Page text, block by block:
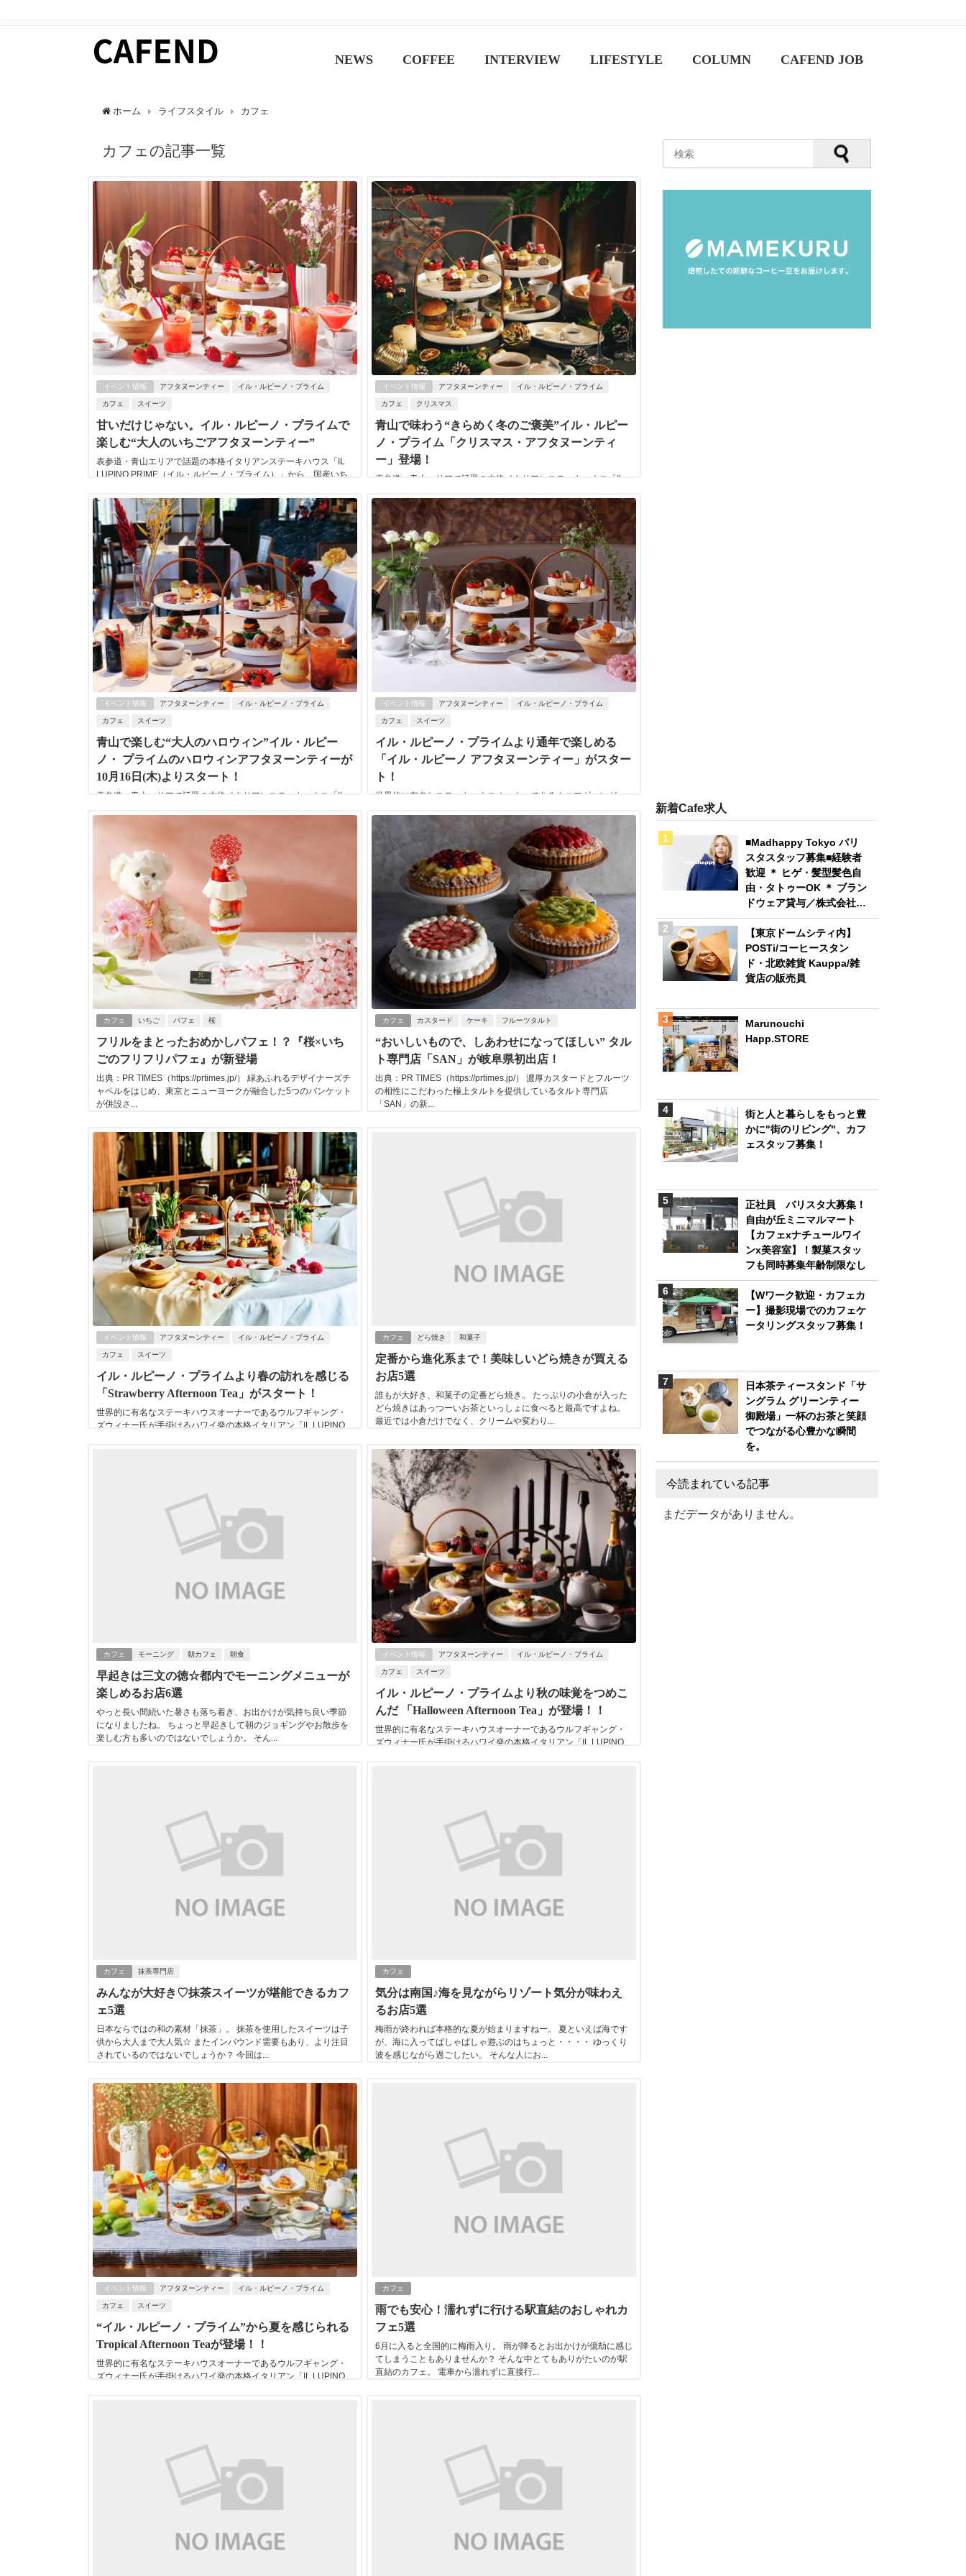
NEWS COFFEE INTERVIEW LIFESTYLE COLUMN CAFEND JOB
ホーム ライフスタイル カフェ
カフェの記事一覧
イベント情報 アフタヌーンティー イル・ルピーノ・プライム
カフェ スイーツ
甘いだけじゃない。イル・ルピーノ・プライムで
楽しむ“大人のいちごアフタヌーンティー”
表参道・青山エリアで話題の本格イタリアンステーキハウス「IL
LUPINO PRIME（イル・ルピーノ・プライム）」から、国産いち
イベント情報 アフタヌーンティー イル・ルピーノ・プライム
カフェ クリスマス
青山で味わう“きらめく冬のご褒美”イル・ルピー
ノ・プライム「クリスマス・アフタヌーンティ
ー」登場！
表参道・青山エリアで話題の本格イタリアンステーキハウス「IL
1日(月)～2025年...
イベント情報 アフタヌーンティー イル・ルピーノ・プライム
カフェ スイーツ
青山で楽しむ“大人のハロウィン”イル・ルピー
ノ・ プライムのハロウィンアフタヌーンティーが
10月16日(木)よりスタート！
表参道・青山エリアで話題の本格イタリアンステーキハウス「IL
イベント情報 アフタヌーンティー イル・ルピーノ・プライム
カフェ スイーツ
イル・ルピーノ・プライムより通年で楽しめる
「イル・ルピーノ アフタヌーンティー」がスター
ト！
世界的に有名なステーキハウスオーナーであるウルフギャング・
PRIME」（イル・ルピーノ・プラ...
カフェ いちご パフェ 桜
フリルをまとったおめかしパフェ！？『桜×いち
ごのフリフリパフェ』が新登場
出典：PR TIMES（https://prtimes.jp/） 緑あふれるデザイナーズチ
ャペルをはじめ、東京とニューヨークが融合した5つのバンケット
が併設さ...
カフェ カスタード ケーキ フルーツタルト
“おいしいもので、しあわせになってほしい” タル
ト専門店「SAN」が岐阜県初出店！
出典：PR TIMES（https://prtimes.jp/） 濃厚カスタードとフルーツ
の相性にこだわった極上タルトを提供しているタルト専門店
「SAN」の新...
イベント情報 アフタヌーンティー イル・ルピーノ・プライム
カフェ スイーツ
イル・ルピーノ・プライムより春の訪れを感じる
「Strawberry Afternoon Tea」がスタート！
世界的に有名なステーキハウスオーナーであるウルフギャング・
ズウィナー氏が手掛けるハワイ発の本格イタリアン「IL LUPINO
カフェ どら焼き 和菓子
定番から進化系まで！美味しいどら焼きが買える
お店5選
誰もが大好き、和菓子の定番どら焼き。 たっぷりの小倉が入った
どら焼きはあっつーいお茶といっしょに食べると最高ですよね。
最近では小倉だけでなく、クリームや変わり...
カフェ モーニング 朝カフェ 朝食
早起きは三文の徳☆都内でモーニングメニューが
楽しめるお店6選
やっと長い間続いた暑さも落ち着き、お出かけが気持ち良い季節
になりましたね。 ちょっと早起きして朝のジョギングやお散歩を
楽しむ方も多いのではないでしょうか。 そん...
イベント情報 アフタヌーンティー イル・ルピーノ・プライム
カフェ スイーツ
イル・ルピーノ・プライムより秋の味覚をつめこ
んだ 「Halloween Afternoon Tea」が登場！！
世界的に有名なステーキハウスオーナーであるウルフギャング・
ズウィナー氏が手掛けるハワイ発の本格イタリアン「IL LUPINO
カフェ 抹茶専門店
みんなが大好き♡抹茶スイーツが堪能できるカフ
ェ5選
日本ならではの和の素材「抹茶」。 抹茶を使用したスイーツは子
供から大人まで大人気☆ またインバウンド需要もあり、より注目
されているのではないでしょうか？ 今回は...
カフェ
気分は南国♪海を見ながらリゾート気分が味わえ
るお店5選
梅雨が終われば本格的な夏が始まりますねー。 夏といえば海です
が、海に入ってばしゃばしゃ遊ぶのはちょっと・・・・ ゆっくり
波を感じながら過ごしたい。 そんな人にお...
イベント情報 アフタヌーンティー イル・ルピーノ・プライム
カフェ スイーツ
“イル・ルピーノ・プライム”から夏を感じられる
Tropical Afternoon Teaが登場！！
世界的に有名なステーキハウスオーナーであるウルフギャング・
ズウィナー氏が手掛けるハワイ発の本格イタリアン「IL LUPINO
カフェ
雨でも安心！濡れずに行ける駅直結のおしゃれカ
フェ5選
6月に入ると全国的に梅雨入り。 雨が降るとお出かけが億劫に感じ
てしまうこともありませんか？ そんな中とてもありがたいのが駅
直結のカフェ。 電車から濡れずに直接行...
新着Cafe求人
■Madhappy Tokyo バリ
スタスタッフ募集■経験者
歓迎 ＊ ヒゲ・髪型髪色自
由・タトゥーOK ＊ ブラン
ドウェア貸与／株式会社
Madhappy Japan
【東京ドームシティ内】
POSTi/コーヒースタン
ド・北欧雑貨 Kauppa/雑
貨店の販売員
Marunouchi
Happ.STORE
街と人と暮らしをもっと豊
かに"街のリビング"、カフ
ェスタッフ募集！
正社員 バリスタ大募集！
自由が丘ミニマルマート
【カフェxナチュールワイ
ンx美容室】！製菓スタッ
フも同時募集年齢制限なし
【Wワーク歓迎・カフェカ
ー】撮影現場でのカフェケ
ータリングスタッフ募集！
日本茶ティースタンド「サ
ングラム グリーンティー
御殿場」一杯のお茶と笑顔
でつながる心豊かな瞬間
を。
今読まれている記事
まだデータがありません。